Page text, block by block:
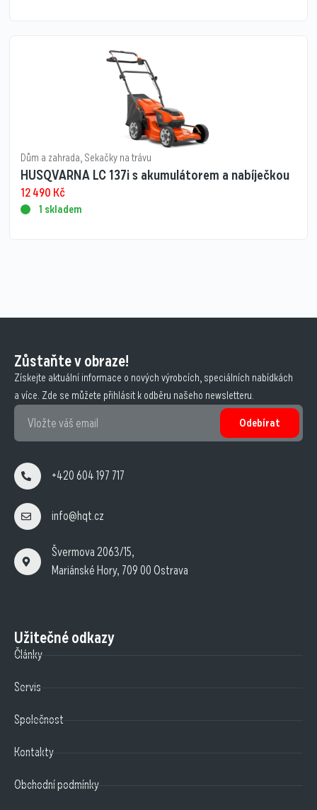
Dům a zahrada, Sekačky na trávu
HUSQVARNA LC 137i s akumulátorem a nabíječkou
12 490 Kč
1 skladem
Zůstaňte v obraze!
Získejte aktuální informace o nových výrobcích, speciálních nabídkách
a více. Zde se můžete přihlásit k odběru našeho newsletteru.
Odebírat
+420 604 197 717
info@hqt.cz
Švermova 2063/15,
Mariánské Hory, 709 00 Ostrava
Užitečné odkazy
Články
Servis
Společnost
Kontakty
Obchodní podmínky